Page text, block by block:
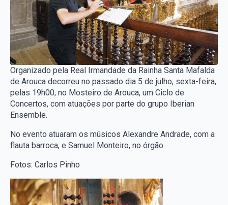
Organizado pela Real Irmandade da Rainha Santa Mafalda
de Arouca decorreu no passado dia 5 de julho, sexta-feira,
pelas 19h00, no Mosteiro de Arouca, um Ciclo de
Concertos, com atuações por parte do grupo Iberian
Ensemble.
No evento atuaram os músicos Alexandre Andrade, com a
flauta barroca, e Samuel Monteiro, no órgão.
Fotos: Carlos Pinho